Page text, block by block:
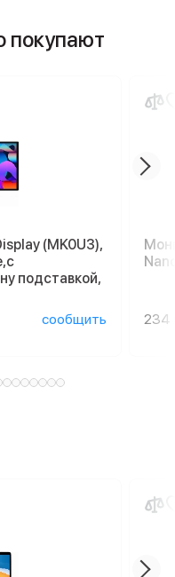
покупают
(MK0U3),
подставкой,
сообщить 234